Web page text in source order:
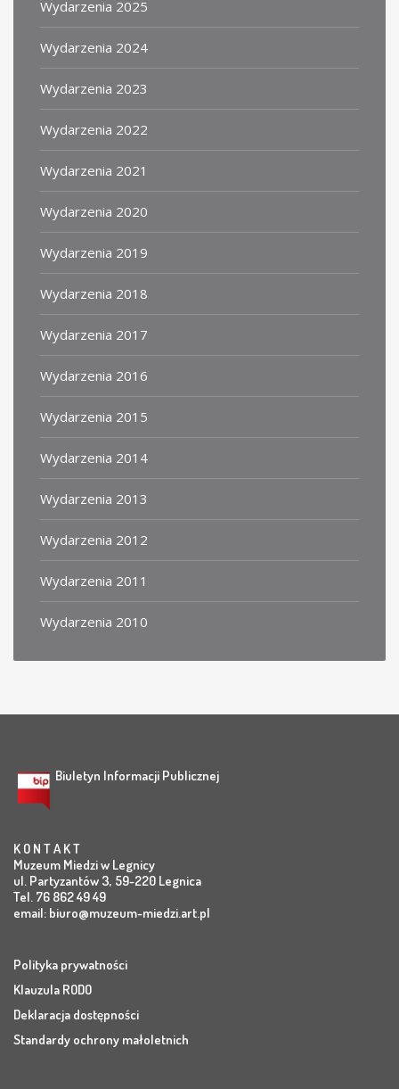
Wydarzenia 2025
Wydarzenia 2024
Wydarzenia 2023
Wydarzenia 2022
Wydarzenia 2021
Wydarzenia 2020
Wydarzenia 2019
Wydarzenia 2018
Wydarzenia 2017
Wydarzenia 2016
Wydarzenia 2015
Wydarzenia 2014
Wydarzenia 2013
Wydarzenia 2012
Wydarzenia 2011
Wydarzenia 2010
Biuletyn Informacji Publicznej
K O N T A K T
Muzeum Miedzi w Legnicy
ul. Partyzantów 3, 59-220 Legnica
Tel. 76 862 49 49
email: biuro@muzeum-miedzi.art.pl
Polityka prywatności
Klauzula RODO
Deklaracja dostępności
Standardy ochrony małoletnich